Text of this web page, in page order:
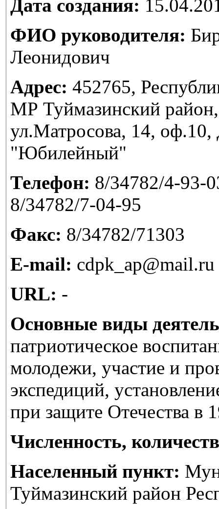
Дата создания:
ФИО руководителя:
Леонидович
Адрес: 452765,
МР Туймазинский
ул.Матросова, 14,
"Юбилейный"
Телефон: 8/34782/4-93-
8/34782/7-04-95
Факс: 8/34782/71303
E-mail: cdpk_ap@mail.ru
URL: -
Основные виды
патриотическое
молодежи, участие и
экспедиций,
при защите Отечества в
Численность,
Населенный пункт:
Туймазинский район